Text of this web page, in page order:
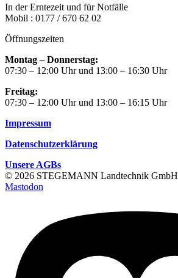
In der Erntezeit und für Notfälle
Mobil : 0177 / 670 62 02
Öffnungszeiten
Montag – Donnerstag:
07:30 – 12:00 Uhr und 13:00 – 16:30 Uhr
Freitag:
07:30 – 12:00 Uhr und 13:00 – 16:15 Uhr
Impressum
Datenschutzerklärung
Unsere AGBs
© 2026 STEGEMANN Landtechnik GmbH
Mastodon